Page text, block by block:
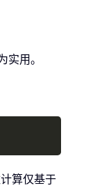
用。
算仅基于